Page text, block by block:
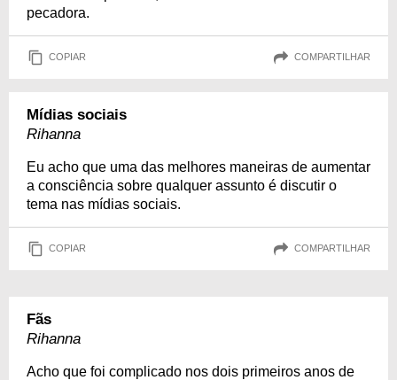
pecadora.
COPIAR COMPARTILHAR
Mídias sociais
Rihanna
Eu acho que uma das melhores maneiras de aumentar
a consciência sobre qualquer assunto é discutir o
tema nas mídias sociais.
COPIAR COMPARTILHAR
Fãs
Rihanna
Acho que foi complicado nos dois primeiros anos de